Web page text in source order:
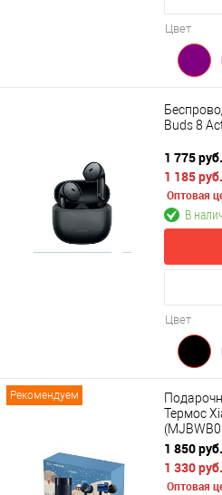
Цвет
Buds 8
1 775 руб.
1 185 руб.
Оптовая
В
Цвет
Рекомендуем
Термос
Dynamic
1 850 руб.
1 330 руб.
Оптовая